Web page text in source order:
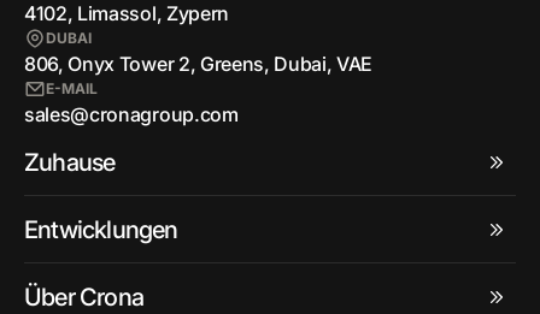
4102, Limassol, Zypern
DUBAI
806, Onyx Tower 2, Greens, Dubai, VAE
E-MAIL
sales@cronagroup.com
Zuhause
Entwicklungen
Über Crona